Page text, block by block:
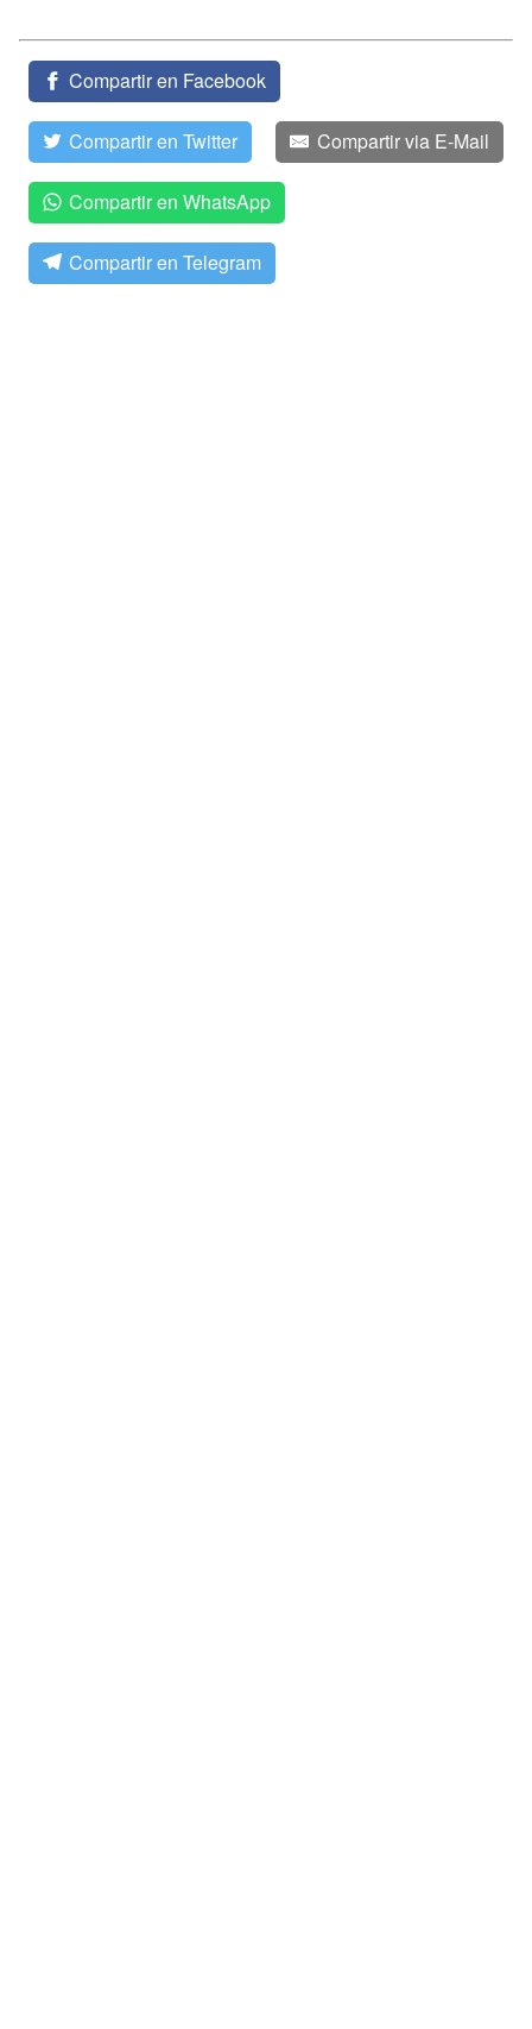
Compartir en Facebook
Compartir en Twitter Compartir via E-Mail
Compartir en WhatsApp
Compartir en Telegram